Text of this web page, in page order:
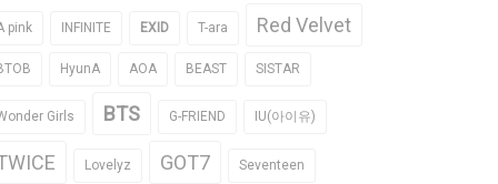
pink INFINITE EXID T-ara Red Velvet
HyunA AOA BEAST SISTAR
Girls BTS G-FRIEND IU(아이유)
Lovelyz GOT7 Seventeen